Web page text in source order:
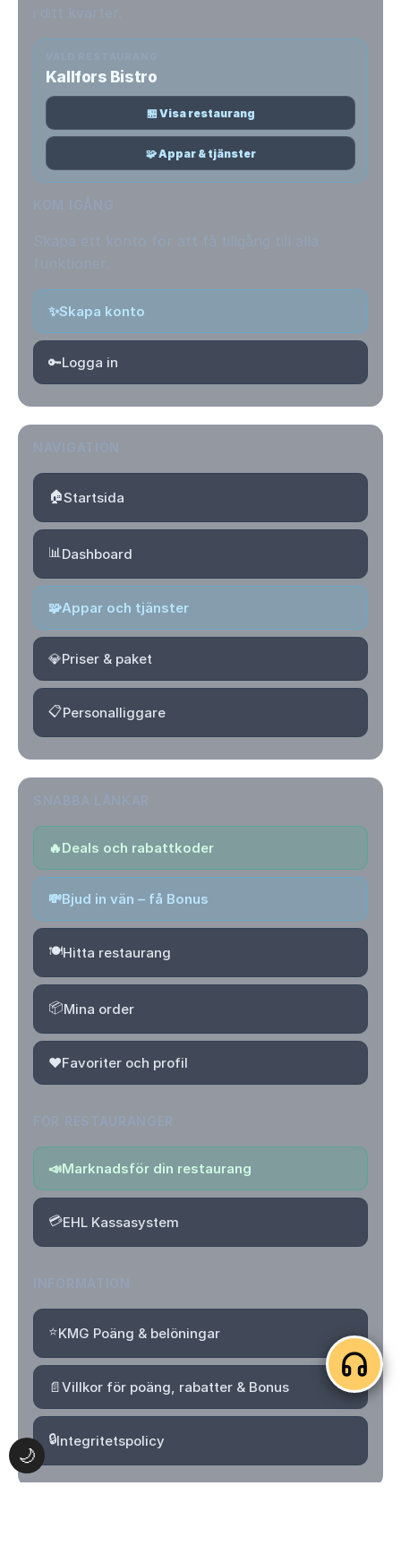
🌙
Kallfors Bistro
🏪 Visa restaurang
🧩 Appar & tjänster
✨Skapa konto
🔑Logga in
🏠Startsida
📊Dashboard
🧩Appar och tjänster
💎Priser & paket
📋Personalliggare
🔥Deals och rabattkoder
💸Bjud in vän – få Bonus
🍽️Hitta restaurang
📦Mina order
❤️Favoriter och profil
📣Marknadsför din restaurang
💳EHL Kassasystem
⭐KMG Poäng & belöningar
📄Villkor för poäng, rabatter & Bonus
🔒Integritetspolicy